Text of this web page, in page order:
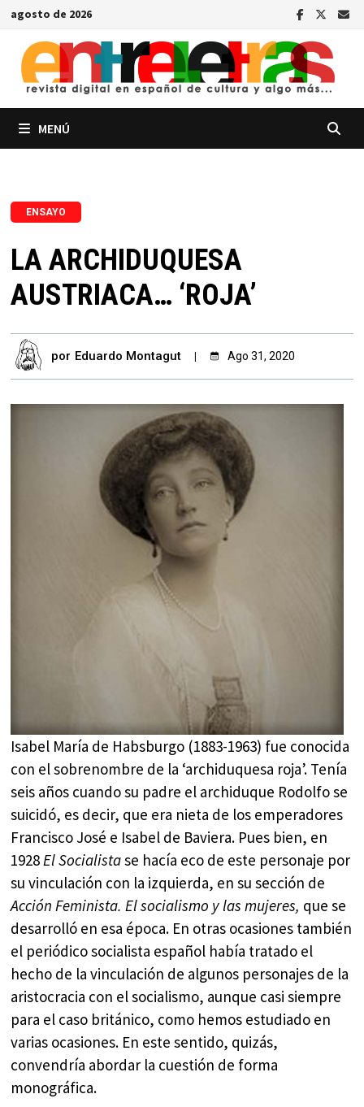
Saltar
contenido
agosto de 2026
MENÚ
ENSAYO
LA ARCHIDUQUESA
AUSTRIACA… ‘ROJA’
por Eduardo Montagut Ago 31, 2020
Isabel María de Habsburgo (1883-1963) fue conocida
con el sobrenombre de la ‘archiduquesa roja’. Tenía
seis años cuando su padre el archiduque Rodolfo se
suicidó, es decir, que era nieta de los emperadores
Francisco José e Isabel de Baviera. Pues bien, en
1928 El Socialistase hacía eco de este personaje por
su vinculación con la izquierda, en su sección de
Acción Feminista. El socialismo y las mujeres, que se
desarrolló en esa época. En otras ocasiones también
el periódico socialista español había tratado el
hecho de la vinculación de algunos personajes de la
aristocracia con el socialismo, aunque casi siempre
para el caso británico, como hemos estudiado en
varias ocasiones. En este sentido, quizás,
convendría abordar la cuestión de forma
monográfica.